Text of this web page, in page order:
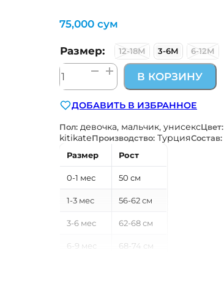
75,000 сум
Размер: 12-18М 3-6М 6-12М
Количество
товара
всесезонные
в
комплекте
пары
Kitikate
В КОРЗИНУ
ДОБАВИТЬ В ИЗБРАННОЕ
Пол: девочка, мальчик, унисексЦвет:
kitikateПроизводство: ТурцияСостав:
Размер
Рост
0-1 мес 50 см
1-3 мес 56-62 см
3-6 мес 62-68 см
6-9 мес 68-74 см